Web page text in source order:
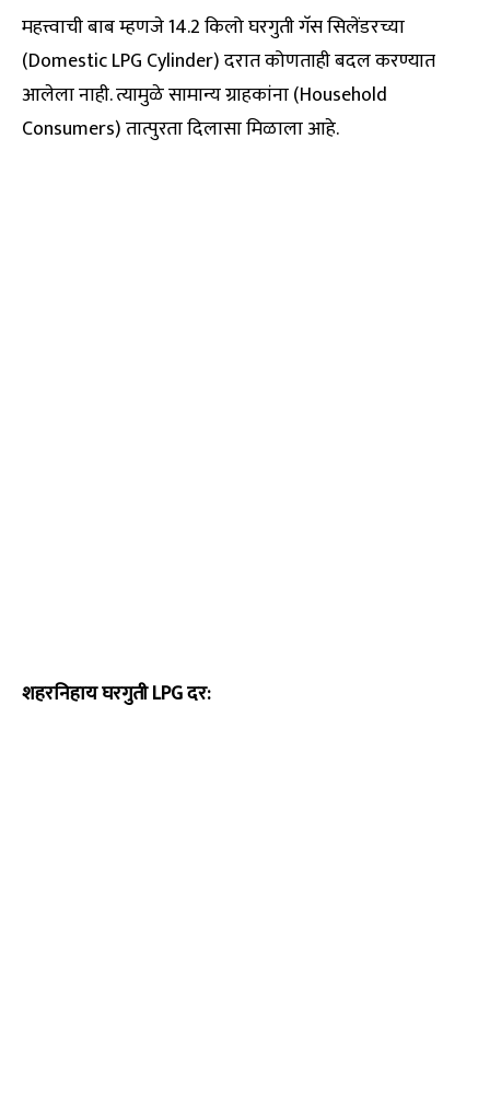
महत्त्वाची बाब म्हणजे 14.2 किलो घरगुती गॅस सिलेंडरच्या
(Domestic LPG Cylinder) दरात कोणताही बदल करण्यात
आलेला नाही. त्यामुळे सामान्य ग्राहकांना (Household
Consumers) तात्पुरता दिलासा मिळाला आहे.
शहरनिहाय घरगुती LPG दर: